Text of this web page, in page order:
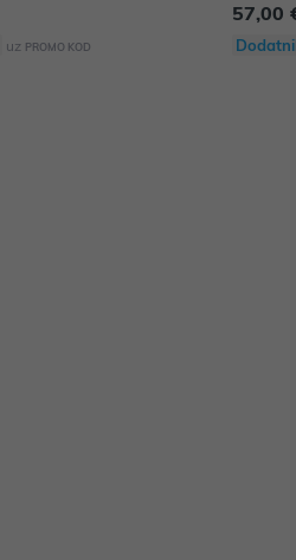
uz PROMO KOD
57,00